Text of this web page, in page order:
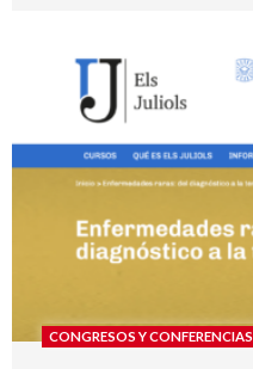
CONGRESOS Y CONFERENCIAS